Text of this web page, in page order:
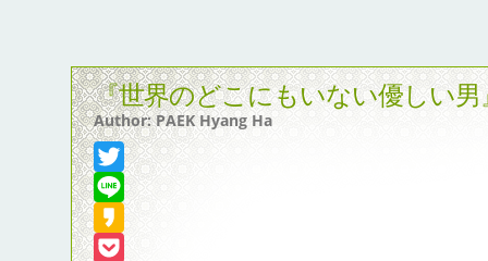
『世界のどこにもいない優しい男
Author: PAEK Hyang Ha
Twitter
Line
Kakao